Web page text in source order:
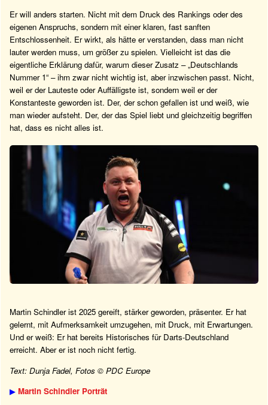
Er will anders starten. Nicht mit dem Druck des Rankings oder des
eigenen Anspruchs, sondern mit einer klaren, fast sanften
Entschlossenheit. Er wirkt, als hätte er verstanden, dass man nicht
lauter werden muss, um größer zu spielen. Vielleicht ist das die
eigentliche Erklärung dafür, warum dieser Zusatz – „Deutschlands
Nummer 1“ – ihm zwar nicht wichtig ist, aber inzwischen passt. Nicht,
weil er der Lauteste oder Auffälligste ist, sondern weil er der
Konstanteste geworden ist. Der, der schon gefallen ist und weiß, wie
man wieder aufsteht. Der, der das Spiel liebt und gleichzeitig begriffen
hat, dass es nicht alles ist.
Martin Schindler ist 2025 gereift, stärker geworden, präsenter. Er hat
gelernt, mit Aufmerksamkeit umzugehen, mit Druck, mit Erwartungen.
Und er weiß: Er hat bereits Historisches für Darts-Deutschland
erreicht. Aber er ist noch nicht fertig.
Text: Dunja Fadel, Fotos © PDC Europe
▶ Martin Schindler Porträt